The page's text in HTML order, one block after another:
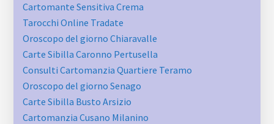
Cartomante Sensitiva Crema
Tarocchi Online Tradate
Oroscopo del giorno Chiaravalle
Carte Sibilla Caronno Pertusella
Consulti Cartomanzia Quartiere Teramo
Oroscopo del giorno Senago
Carte Sibilla Busto Arsizio
Cartomanzia Cusano Milanino